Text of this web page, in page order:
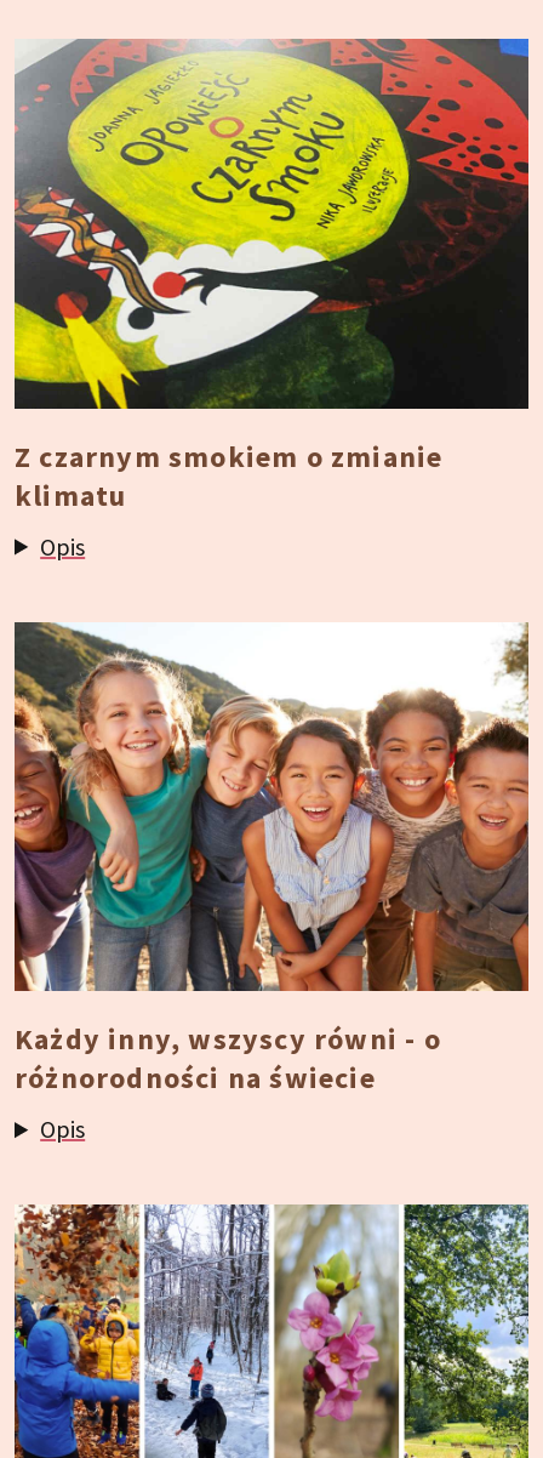
Z czarnym smokiem o zmianie
klimatu
Opis
Każdy inny, wszyscy równi - o
różnorodności na świecie
Opis